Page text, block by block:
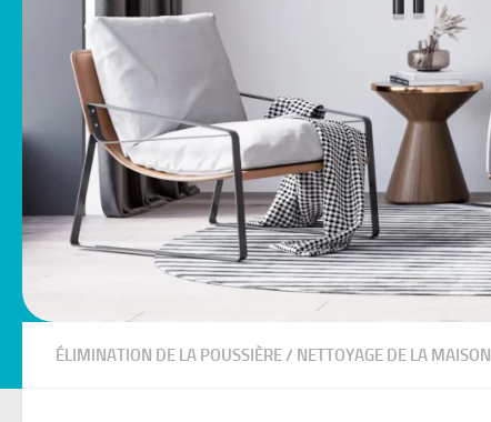
ÉLIMINATION DE LA POUSSIÈRE/ NETTOYAGE DE LA MAISON